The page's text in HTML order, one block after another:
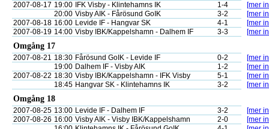
2007-08-17 19:00 IFK Visby - Klintehamns IK 1-4
[mer
20:00 Visby AIK - Fårösund GoIK 3-2
[mer
2007-08-18 16:00 Levide IF - Hangvar SK 4-1
[mer
2007-08-19 14:00 Visby IBK/Kappelshamn - Dalhem IF 3-3 [mer
Omgång 17
2007-08-21 18:30 Fårösund GoIK - Levide IF 0-2
[mer
19:00 Dalhem IF - Visby AIK 1-2
[mer
2007-08-22 18:30 Visby IBK/Kappelshamn - IFK Visby 5-1
[mer
18:45 Hangvar SK - Klintehamns IK 3-2 [mer
Omgång 18
2007-08-25 13:00 Levide IF - Dalhem IF 3-2
[mer
2007-08-26 16:00 Visby AIK - Visby IBK/Kappelshamn 2-0
[mer